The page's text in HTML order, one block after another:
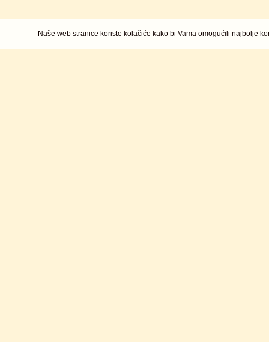
Naše web stranice koriste kolačiće kako bi Vama omogućili najbolje